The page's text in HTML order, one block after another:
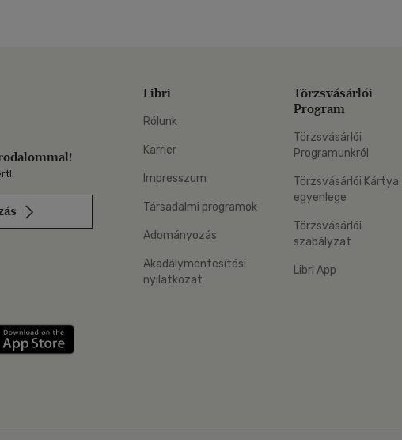
Szerezd meg: Google Play
Libri
Rólunk
Karrier
Impresszum
Társadalmi programok
Adományozás
Akadálymentesítési
nyilatkozat
Törzsvásárlói
Program
Törzsvásárlói
Programunkról
Törzsvásárlói Kártya
egyenlege
Törzsvásárlói
szabályzat
Libri App